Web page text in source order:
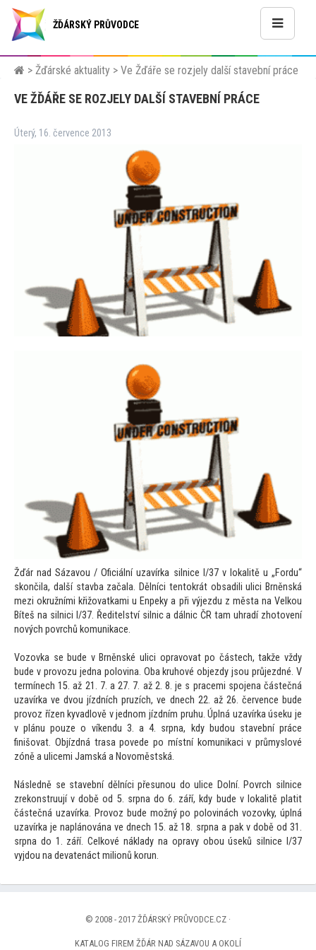
ŽĎÁRSKÝ PRŮVODCE
> Žďárské aktuality > Ve Žďáře se rozjely další stavební práce
VE ŽĎÁŘE SE ROZJELY DALŠÍ STAVEBNÍ PRÁCE
Úterý, 16. července 2013
Žďár nad Sázavou / Oficiální uzavírka silnice I/37 v lokalitě u „Fordu“
skončila, další stavba začala. Dělníci tentokrát obsadili ulici Brněnská
mezi okružními křižovatkami u Enpeky a při výjezdu z města na Velkou
Bíteš na silnici I/37. Ředitelství silnic a dálnic ČR tam uhradí zhotovení
nových povrchů komunikace.
Vozovka se bude v Brněnské ulici opravovat po částech, takže vždy
bude v provozu jedna polovina. Oba kruhové objezdy jsou průjezdné. V
termínech 15. až 21. 7. a 27. 7. až 2. 8. je s pracemi spojena částečná
uzavírka ve dvou jízdních pruzích, ve dnech 22. až 26. července bude
provoz řízen kyvadlově v jednom jízdním pruhu. Úplná uzavírka úseku je
v plánu pouze o víkendu 3. a 4. srpna, kdy budou stavební práce
finišovat. Objízdná trasa povede po místní komunikaci v průmyslové
zóně a ulicemi Jamská a Novoměstská.
Následně se stavební dělníci přesunou do ulice Dolní. Povrch silnice
zrekonstruují v době od 5. srpna do 6. září, kdy bude v lokalitě platit
částečná uzavírka. Provoz bude možný po polovinách vozovky, úplná
uzavírka je naplánována ve dnech 15. až 18. srpna a pak v době od 31.
srpna do 1. září. Celkové náklady na opravy obou úseků silnice I/37
vyjdou na devatenáct milionů korun.
© 2008 - 2017 ŽĎÁRSKÝ PRŮVODCE.CZ ·
KATALOG FIREM ŽĎÁR NAD SÁZAVOU A OKOLÍ